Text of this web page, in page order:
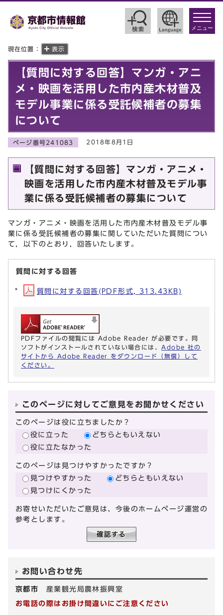
toggle
メニュー
現在位置： 表示
【質問に対する回答】マンガ・アニ
メ・映画を活用した市内産木材普及
モデル事業に係る受託候補者の募集
について
ページ番号241083 2018年8月1日
【質問に対する回答】マンガ・アニメ・
映画を活用した市内産木材普及モデル事
業に係る受託候補者の募集について
マンガ・アニメ・映画を活用した市内産木材普及モデル事
業に係る受託候補者の募集に関していただいた質問につい
て，以下のとおり，回答いたします。
質問に対する回答
質問に対する回答(PDF形式, 313.43KB)
PDFファイルの閲覧には Adobe Reader が必要です。同
ソフトがインストールされていない場合には、 Adobe 社の
サイトから Adobe Reader をダウンロード（無償）して
ください。
このページに対してご意見をお聞かせください
このページは役に立ちましたか？
役に立った
どちらともいえない
役に立たなかった
このページは見つけやすかったですか？
見つけやすかった
どちらともいえない
見つけにくかった
お寄せいただいたご意見は、今後のホームページ運営の
参考とします。
お問い合わせ先
京都市 産業観光局農林振興室
お電話の際はお掛け間違いにご注意ください